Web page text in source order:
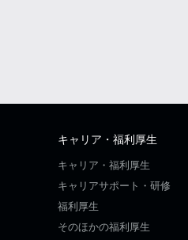
キャリア・福利厚生
キャリア・福利厚生
キャリアサポート・研修
福利厚生
そのほかの福利厚生